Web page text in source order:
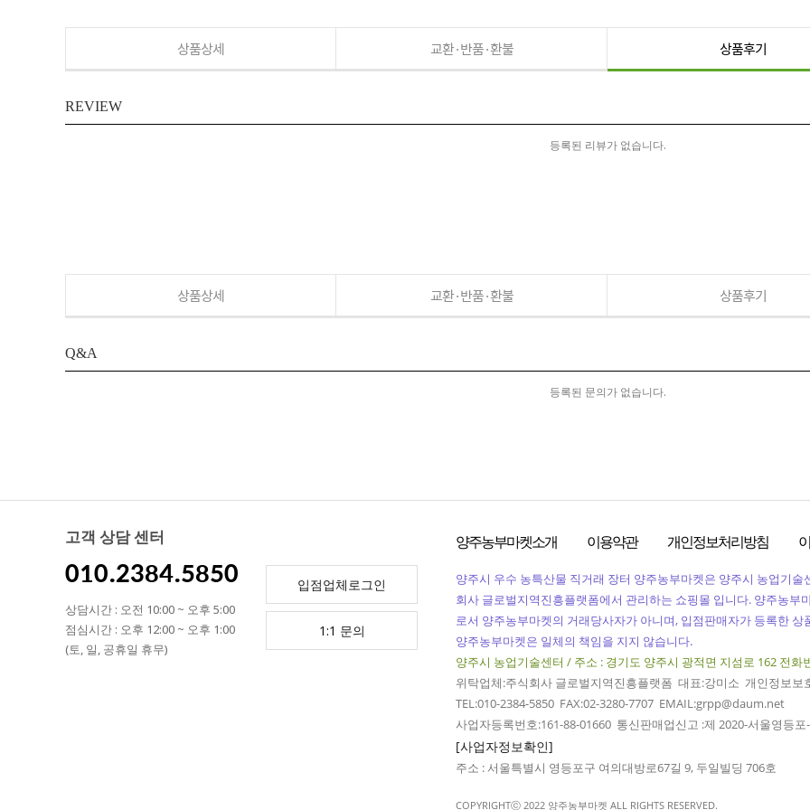
상품상세 교환·반품·환불 상품후기
REVIEW
등록된 리뷰가 없습니다.
상품상세 교환·반품·환불 상품후기
Q&A
등록된 문의가 없습니다.
고객 상담 센터
010.2384.5850
상담시간 : 오전 10:00 ~ 오후 5:00
점심시간 : 오후 12:00 ~ 오후 1:00
(토, 일, 공휴일 휴무)
입점업체로그인
1:1 문의
양주농부마켓소개 이용약관 개인정보처리방침
양주시 우수 농특산물 직거래 장터 양주농부마켓은 양주시 농업기술
회사 글로벌지역진흥플랫폼에서 관리하는 쇼핑몰 입니다. 양주농부
로서 양주농부마켓의 거래당사자가 아니며, 입점판매자가 등록한 상
양주농부마켓은 일체의 책임을 지지 않습니다.
양주시 농업기술센터 / 주소 : 경기도 양주시 광적면 지섬로 162 전화
위탁업체:주식회사 글로벌지역진흥플랫폼 대표:강미소 개인정보보
TEL:010-2384-5850 FAX:02-3280-7707 EMAIL:grpp@daum.net
사업자등록번호:161-88-01660 통신판매업신고 :제 2020-서울영등포
[사업자정보확인]
주소 : 서울특별시 영등포구 여의대방로67길 9, 두일빌딩 706호
COPYRIGHTⓒ 2022 양주농부마켓 ALL RIGHTS RESERVED.